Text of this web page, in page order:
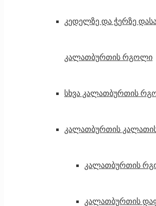
კედელზე და ჭერზე
კალათბურთის რგოლი
სხვა კალათბურთის
კალათბურთის კალათის
კალათბურთის
კალათბურთის